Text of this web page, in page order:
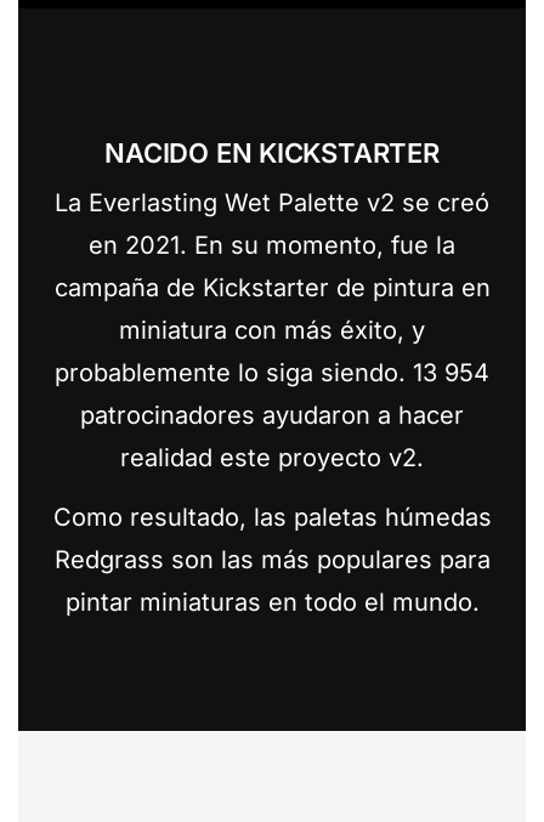
NACIDO EN KICKSTARTER
La Everlasting Wet Palette v2 se creó
en 2021. En su momento, fue la
campaña de Kickstarter de pintura en
miniatura con más éxito, y
probablemente lo siga siendo. 13 954
patrocinadores ayudaron a hacer
realidad este proyecto v2.
Como resultado, las paletas húmedas
Redgrass son las más populares para
pintar miniaturas en todo el mundo.